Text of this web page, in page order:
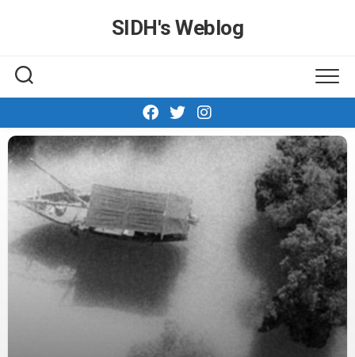
SIDH′s Weblog